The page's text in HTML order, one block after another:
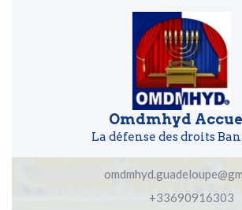
Omdmhyd
La défense des droits
+33690916303